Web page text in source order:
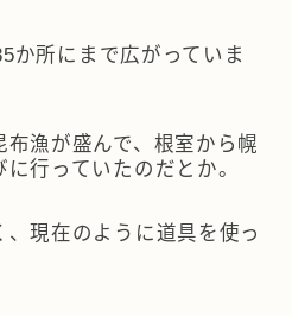
か所にまで広がっていま
漁が盛んで、根室から幌
行っていたのだとか。
現在のように道具を使っ